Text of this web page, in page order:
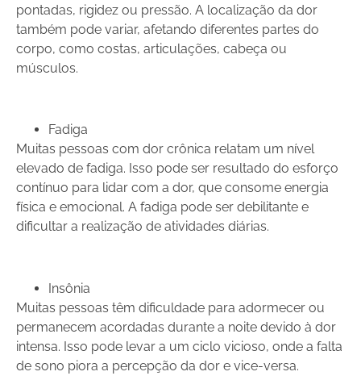
pontadas, rigidez ou pressão. A localização da dor
também pode variar, afetando diferentes partes do
corpo, como costas, articulações, cabeça ou
músculos.
Fadiga
Muitas pessoas com dor crônica relatam um nível
elevado de fadiga. Isso pode ser resultado do esforço
contínuo para lidar com a dor, que consome energia
física e emocional. A fadiga pode ser debilitante e
dificultar a realização de atividades diárias.
Insônia
Muitas pessoas têm dificuldade para adormecer ou
permanecem acordadas durante a noite devido à dor
intensa. Isso pode levar a um ciclo vicioso, onde a falta
de sono piora a percepção da dor e vice-versa.